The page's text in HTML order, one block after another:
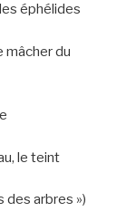
éphélides
mâcher du
le teint
des arbres »)